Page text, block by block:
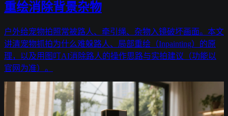
重绘消除背景杂物
户外给宠物拍照常被路人、牵引绳、杂物入镜破坏画面。本文
讲清宠物抓拍为什么难躲路人、局部重绘（Inpainting）的原
理，以及用图叮AI消除路人的操作思路与实拍建议（功能以
官网为准）。